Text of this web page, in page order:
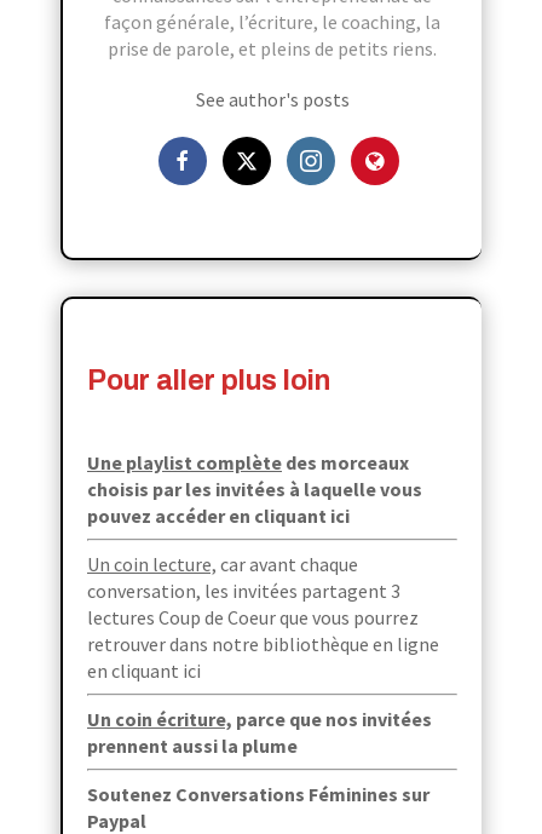
façon générale, l’écriture, le coaching, la
prise de parole, et pleins de petits riens.
See author's posts
Pour aller plus loin
Une playlist complète des morceaux
choisis par les invitées à laquellevous
pouvez accéder en cliquant ici
Un coin lecture, car avant chaque
conversation, les invitées partagent 3
lectures Coup de Coeur que vous pourrez
retrouver dans notre bibliothèque en ligne
en cliquant ici
Un coin écriture, parce que nos invitées
prennent aussi la plume
Soutenez Conversations Féminines sur
Paypal